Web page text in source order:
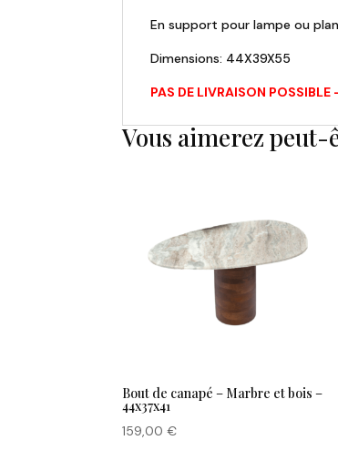
En support pour lampe ou
Dimensions: 44X39X55
PAS DE LIVRAISON
Vous aimerez
Bout de canapé – Marbre et bois –
44x37x41
159,00€